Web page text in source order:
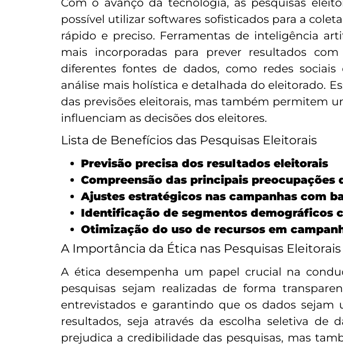
Com o avanço da tecnologia, as pesquisas
possível utilizar softwares sofisticados para a
rápido e preciso. Ferramentas de inteligência
mais incorporadas para prever resultados
diferentes fontes de dados, como redes
análise mais holística e detalhada do eleitorado.
das previsões eleitorais, mas também permitem
influenciam as decisões dos eleitores.
Lista de Benefícios das Pesquisas Eleitorais
Previsão precisa dos resultados eleitorais
Compreensão das principais preocupações
Ajustes estratégicos nas campanhas com
Identificação de segmentos demográficos
Otimização do uso de recursos em
A Importância da Ética nas Pesquisas Eleitorais
A ética desempenha um papel crucial na
pesquisas sejam realizadas de forma
entrevistados e garantindo que os dados
resultados, seja através da escolha seletiva de
prejudica a credibilidade das pesquisas, mas